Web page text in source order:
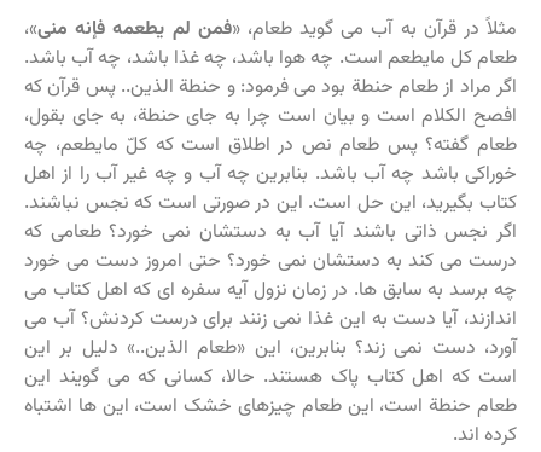
مثلاً در قرآن به آب می گوید طعام، «فمن لم یطعمه فإنه منی»،
طعام کل مایطعم است. چه هوا باشد، چه غذا باشد، چه آب باشد.
اگر مراد از طعام حنطة بود می فرمود: و حنطة الذین.. پس قرآن که
افصح الکلام است و بیان است چرا به جای حنطة، به جای بقول،
طعام گفته؟ پس طعام نص در اطلاق است که کلّ مایطعم، چه
خوراکی باشد چه آب باشد. بنابرین چه آب و چه غیر آب را از اهل
کتاب بگیرید، این حل است. این در صورتی است که نجس نباشند.
اگر نجس ذاتی باشند آیا آب به دستشان نمی خورد؟ طعامی که
درست می کند به دستشان نمی خورد؟ حتی امروز دست می خورد
چه برسد به سابق ها. در زمان نزول آیه سفره ای که اهل کتاب می
اندازند، آیا دست به این غذا نمی زنند برای درست کردنش؟ آب می
آورد، دست نمی زند؟ بنابرین، این «طعام الذین..» دلیل بر این
است که اهل کتاب پاک هستند. حالا، کسانی که می گویند این
طعام حنطة است، این طعام چیزهای خشک است، این ها اشتباه
کرده اند.